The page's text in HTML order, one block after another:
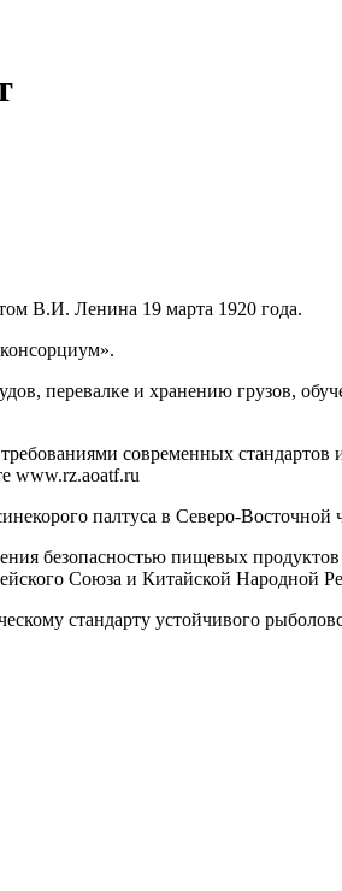
В.И. Ленина 19 марта 1920 года.
перевалке и хранению грузов,
современных
www.rz.aoatf.ru
палтуса в Северо-
безопасностью пищевых
Союза и Китайской Народной
стандарту устойчивого